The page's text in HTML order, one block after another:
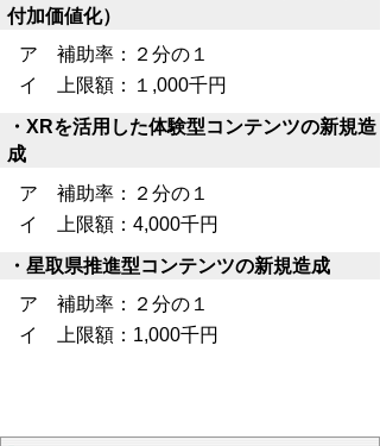
付加価値化）
ア 補助率：２分の１
イ 上限額：１,000千円
・XRを活用した体験型コンテンツの新規造
成
ア 補助率：２分の１
イ 上限額：4,000千円
・星取県推進型コンテンツの新規造成
ア 補助率：２分の１
イ 上限額：1,000千円